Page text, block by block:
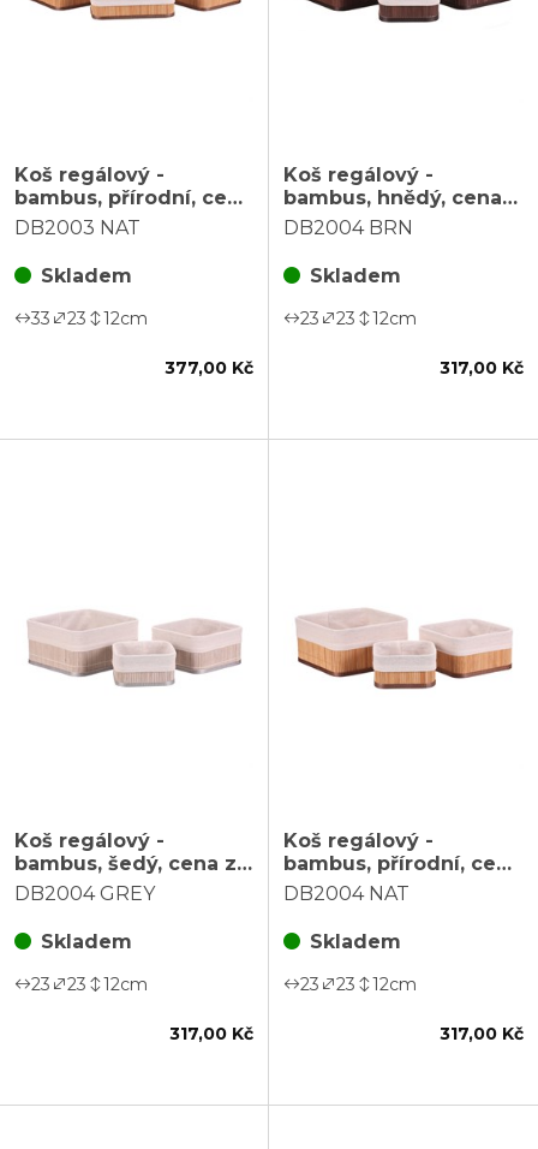
Koš regálový -
bambus, přírodní, cena
za sadu 3 ks
DB2003 NAT
Skladem
33 23 12cm
377,00 Kč
Koš regálový -
bambus, hnědý, cena
za sadu 3 ks
DB2004 BRN
Skladem
23 23 12cm
317,00 Kč
Koš regálový -
bambus, šedý, cena za
sadu 3 ks
DB2004 GREY
Skladem
23 23 12cm
317,00 Kč
Koš regálový -
bambus, přírodní, cena
za sadu 3 ks
DB2004 NAT
Skladem
23 23 12cm
317,00 Kč